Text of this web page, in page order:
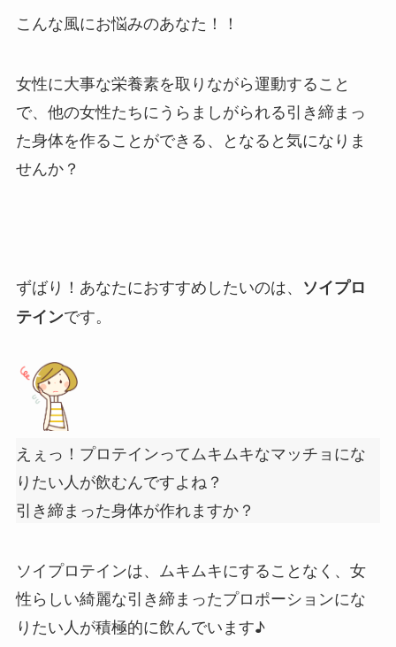
こんな風にお悩みのあなた！！
女性に大事な栄養素を取りながら運動すること
で、 他の女性たちにうらましがられる引き締まっ
た身体を作ることができる、となると気になりま
せんか？
ずばり！あなたにおすすめしたいのは、 ソイプロ
テインです。
えぇっ！プロテインってムキムキなマッチョにな
りたい人が飲むんですよね？
引き締まった身体が作れますか？
ソイプロテインは、ムキムキにすることなく、女
性らしい綺麗な引き締まったプロポーションにな
りたい人が積極的に飲んでいます♪